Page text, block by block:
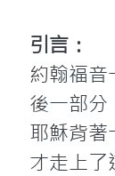
引言：
約翰福
後一部分
耶穌背著
才走上了